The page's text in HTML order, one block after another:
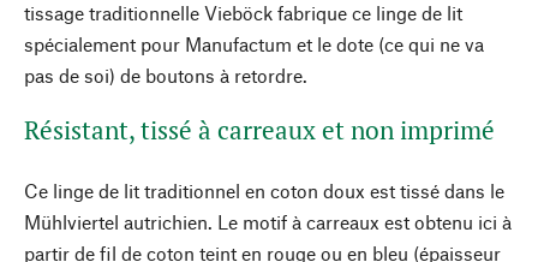
tissage traditionnelle Vieböck fabrique ce linge de lit
spécialement pour Manufactum et le dote (ce qui ne va
pas de soi) de boutons à retordre.
Résistant, tissé à carreaux et non imprimé
Ce linge de lit traditionnel en coton doux est tissé dans le
Mühlviertel autrichien. Le motif à carreaux est obtenu ici à
partir de fil de coton teint en rouge ou en bleu (épaisseur